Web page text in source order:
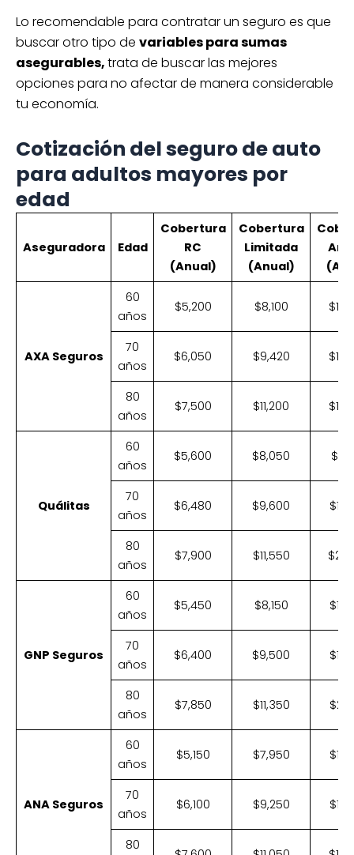
Lo recomendable para contratar un seguro es que
buscar otro tipo de variables para sumas
asegurables,trata de buscar las mejores
opciones para no afectar de manera considerable
tu economía.
Cotización del seguro de auto
para adultos mayores por
edad
Aseguradora Edad
Cobertura
RC
(Anual)
Cobertura
Limitada
(Anual)
AXA Seguros
60
años
$5,200 $8,100
70
años
$6,050 $9,420
80
años
$7,500 $11,200
Quálitas
60
años
$5,600 $8,050
70
años
$6,480 $9,600
80
años
$7,900 $11,550
GNP Seguros
60
años
$5,450 $8,150
70
años
$6,400 $9,500
80
años
$7,850 $11,350
ANA Seguros
60
años
$5,150 $7,950
70
años
$6,100 $9,250
80